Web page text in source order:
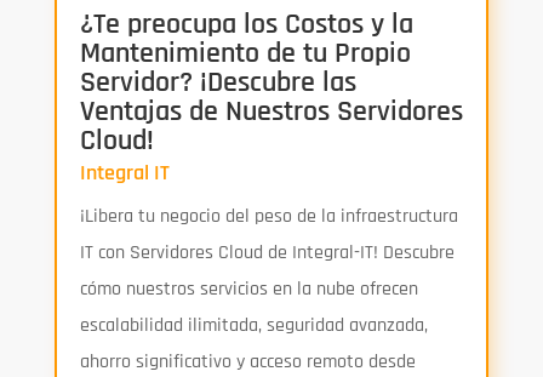
¿Te preocupa los Costos y la
Mantenimiento de tu Propio
Servidor? ¡Descubre las
Ventajas de Nuestros Servidores
Cloud!
Integral IT
¡Libera tu negocio del peso de la infraestructura
IT con Servidores Cloud de Integral-IT! Descubre
cómo nuestros servicios en la nube ofrecen
escalabilidad ilimitada, seguridad avanzada,
ahorro significativo y acceso remoto desde